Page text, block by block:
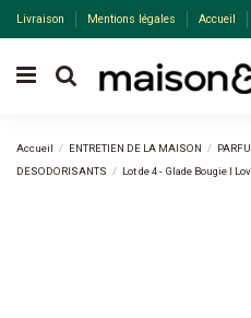
Livraison Mentions légales Accueil
Accueil ENTRETIEN DE LA MAISON
DESODORISANTS
Lot de 4 - Glade Bougie I